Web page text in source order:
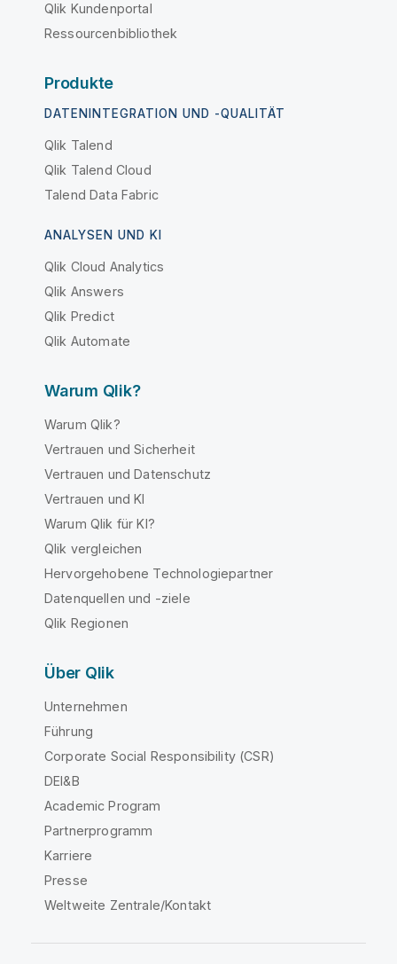
Qlik Kundenportal
Ressourcenbibliothek
Produkte
DATENINTEGRATION UND -QUALITÄT
Qlik Talend
Qlik Talend Cloud
Talend Data Fabric
ANALYSEN UND KI
Qlik Cloud Analytics
Qlik Answers
Qlik Predict
Qlik Automate
Warum Qlik?
Warum Qlik?
Vertrauen und Sicherheit
Vertrauen und Datenschutz
Vertrauen und KI
Warum Qlik für KI?
Qlik vergleichen
Hervorgehobene Technologiepartner
Datenquellen und -ziele
Qlik Regionen
Über Qlik
Unternehmen
Führung
Corporate Social Responsibility (CSR)
DEI&B
Academic Program
Partnerprogramm
Karriere
Presse
Weltweite Zentrale/Kontakt